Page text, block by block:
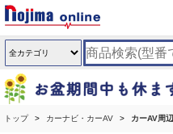
トップ カーナビ・カーAV カーAV周辺